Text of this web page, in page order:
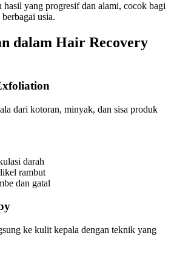
yang progresif dan alami, cocok bagi
usia.
dalam Hair Recovery
dari kotoran, minyak, dan sisa produk
darah
rambut
dan gatal
ke kulit kepala dengan teknik yang